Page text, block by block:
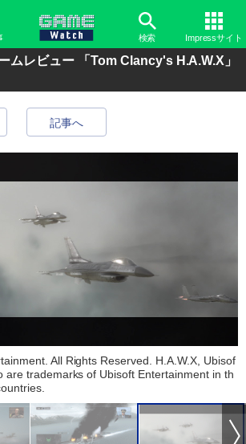
検索 Impressサイト
ムレビュー 「Tom Clancy's H.A.W.X」
記事へ
All Rights Reserved. H.A.W.X, Ubisof
are trademarks of Ubisoft Entertainment in th